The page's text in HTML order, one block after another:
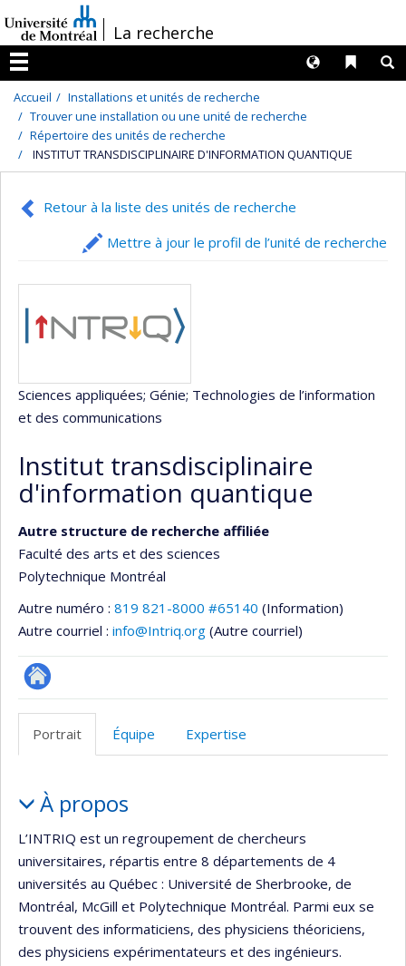
au
contenu
/La recherche
Menu
Liens
Langues
Accueil
Installations et unités de recherche
Trouver une installation ou une unité de recherche
Répertoire des unités de recherche
INSTITUT TRANSDISCIPLINAIRE D'INFORMATION QUANTIQUE
Retour à la liste des unités de recherche
Mettre à jour le profil de l’unité de recherche
Sciences appliquées; Génie; Technologies de l’information
et des communications
Institut transdisciplinaire
d'information quantique
Autre structure de recherche affiliée
Faculté des arts et des sciences
Polytechnique Montréal
Autre numéro : 819 821-8000 #65140 (Information)
Autre courriel : info@Intriq.org (Autre courriel)
Site
recherche
Portrait Équipe Expertise
Portrait
À propos
L’INTRIQ est un regroupement de chercheurs
universitaires, répartis entre 8 départements de 4
universités au Québec : Université de Sherbrooke, de
Montréal, McGill et Polytechnique Montréal. Parmi eux se
trouvent des informaticiens, des physiciens théoriciens,
des physiciens expérimentateurs et des ingénieurs.